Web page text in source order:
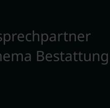
Bestattung